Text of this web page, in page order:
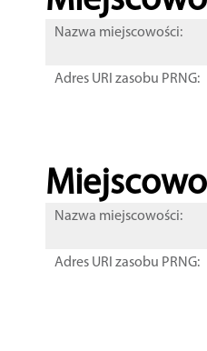
Nazwa miejscowości:
Adres URI zasobu PRNG:
Nazwa miejscowości:
Adres URI zasobu PRNG: